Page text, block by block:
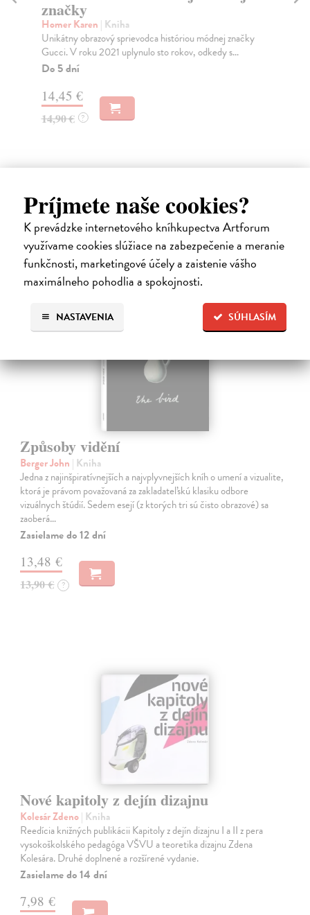
Príjmete naše cookies?
K prevádzke internetového kníhkupectva Artforum
využívame cookies slúžiace na zabezpečenie a meranie
funkčnosti, marketingové účely a zaistenie vášho
maximálneho pohodlia a spokojnosti.
SÚHLASÍM
NASTAVENIA
značky
Homer Karen | Kniha
Unikátny obrazový sprievodca históriou módnej značky
Gucci. V roku 2021 uplynulo sto rokov, odkedy s...
Do 5 dní
14,45 €
14,90 € ?
Ďalšie z kategórie design, móda,
antiq a iné
Způsoby vidění
Berger John | Kniha
Jedna z najinšpiratívnejších a najvplyvnejších kníh o umení a vizualite,
ktorá je právom považovaná za zakladateľskú klasiku odbore
vizuálnych štúdií. Sedem esejí (z ktorých tri sú čisto obrazové) sa
zaoberá…
Zasielame do 12 dní
13,48 €
13,90 € ?
Nové kapitoly z dejín dizajnu
Kolesár Zdeno| Kniha
Reedícia knižných publikácii Kapitoly z dejín dizajnu I a II z pera
vysokoškolského pedagóga VŠVU a teoretika dizajnu Zdena
Kolesára. Druhé doplnené a rozšírené vydanie.
Zasielame do 14 dní
7,98 €